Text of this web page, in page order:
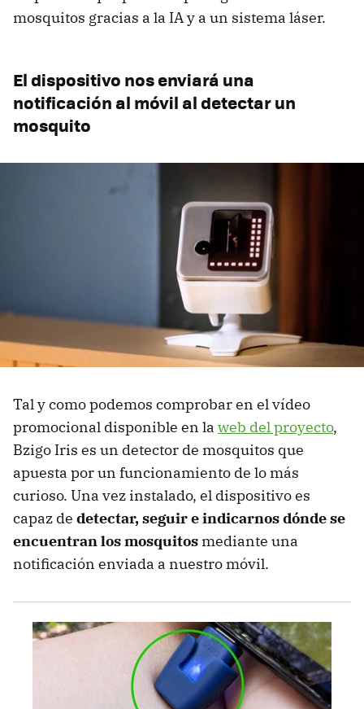
mosquitos gracias a la IA y a un sistema láser.
El dispositivo nos enviará una
notificación al móvil al detectar un
mosquito
Tal y como podemos comprobar en el vídeo
promocional disponible en la web del proyecto,
Bzigo Iris es un detector de mosquitos que
apuesta por un funcionamiento de lo más
curioso. Una vez instalado, el dispositivo es
capaz de detectar, seguir e indicarnos dónde se
encuentran los mosquitos mediante una
notificación enviada a nuestro móvil.